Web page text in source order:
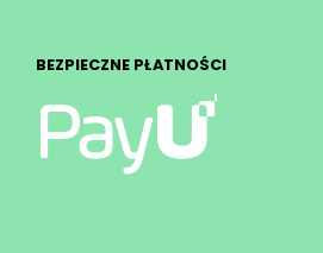
BEZPIECZNE PŁATNOŚCI